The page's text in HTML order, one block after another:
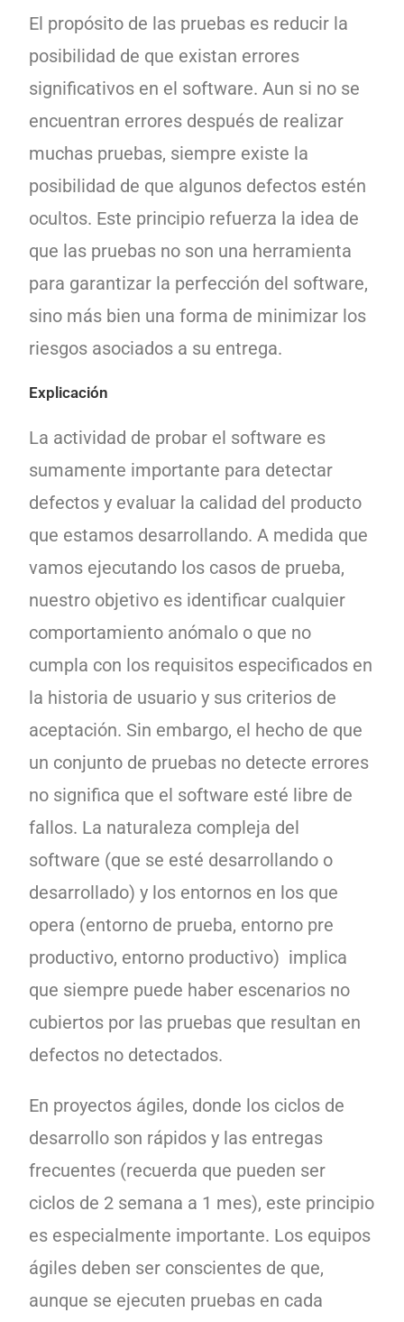
El propósito de las pruebas es reducir la
posibilidad de que existan errores
significativos en el software. Aun si no se
encuentran errores después de realizar
muchas pruebas, siempre existe la
posibilidad de que algunos defectos estén
ocultos. Este principio refuerza la idea de
que las pruebas no son una herramienta
para garantizar la perfección del software,
sino más bien una forma de minimizar los
riesgos asociados a su entrega.
Explicación
La actividad de probar el software es
sumamente importante para detectar
defectos y evaluar la calidad del producto
que estamos desarrollando. A medida que
vamos ejecutando los casos de prueba,
nuestro objetivo es identificar cualquier
comportamiento anómalo o que no
cumpla con los requisitos especificados en
la historia de usuario y sus criterios de
aceptación. Sin embargo, el hecho de que
un conjunto de pruebas no detecte errores
no significa que el software esté libre de
fallos. La naturaleza compleja del
software (que se esté desarrollando o
desarrollado) y los entornos en los que
opera (entorno de prueba, entorno pre
productivo, entorno productivo) implica
que siempre puede haber escenarios no
cubiertos por las pruebas que resultan en
defectos no detectados.
En proyectos ágiles, donde los ciclos de
desarrollo son rápidos y las entregas
frecuentes (recuerda que pueden ser
ciclos de 2 semana a 1 mes), este principio
es especialmente importante. Los equipos
ágiles deben ser conscientes de que,
aunque se ejecuten pruebas en cada